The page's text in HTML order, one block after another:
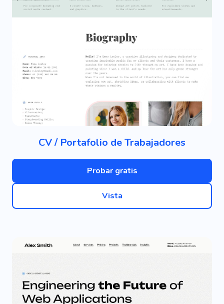
CV / Portafolio de Trabajadores
Probar gratis
Vista